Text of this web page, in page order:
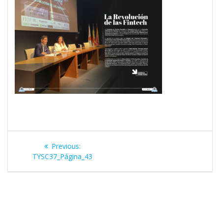
Navegación
Previous:Previous
post:
TYSC37_Página_43